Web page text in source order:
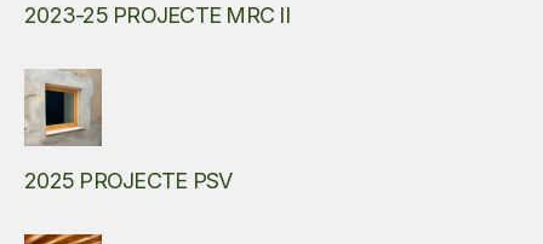
2023-25 PROJECTE MRC II
2025 PROJECTE PSV